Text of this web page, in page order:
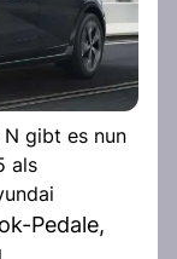
gibt es nun
als
Pedale,